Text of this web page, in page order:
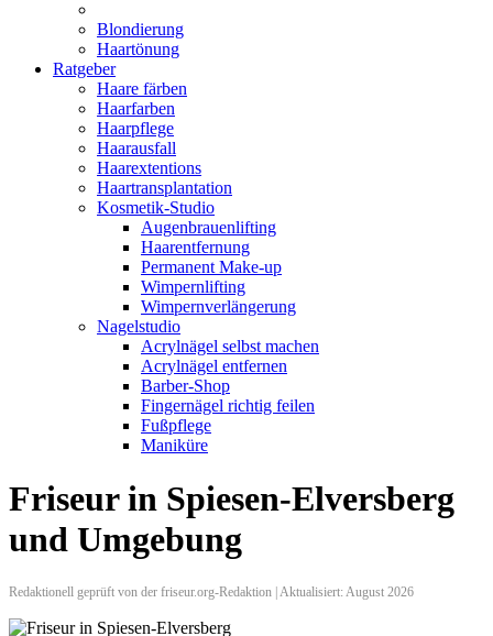
Blondierung
Haartönung
Ratgeber
Haare färben
Haarfarben
Haarpflege
Haarausfall
Haarextentions
Haartransplantation
Kosmetik-Studio
Augenbrauenlifting
Haarentfernung
Permanent Make-up
Wimpernlifting
Wimpernverlängerung
Nagelstudio
Acrylnägel selbst machen
Acrylnägel entfernen
Barber-Shop
Fingernägel richtig feilen
Fußpflege
Maniküre
Friseur in Spiesen-Elversberg
und Umgebung
Redaktionell geprüft von der friseur.org-Redaktion | Aktualisiert: August 2026